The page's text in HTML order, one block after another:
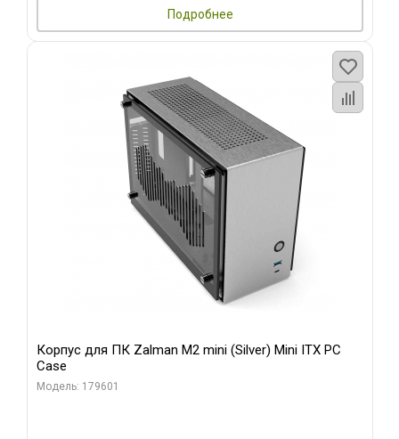
Подробнее
Корпус для ПК Zalman M2 mini (Silver) Mini ITX PC
Case
Модель: 179601